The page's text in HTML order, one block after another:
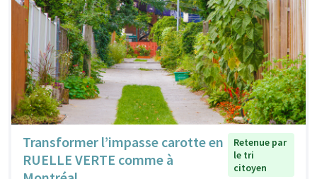
Transformer l’impasse carotte en
RUELLE VERTE comme à
Retenue par
le tri
citoyen